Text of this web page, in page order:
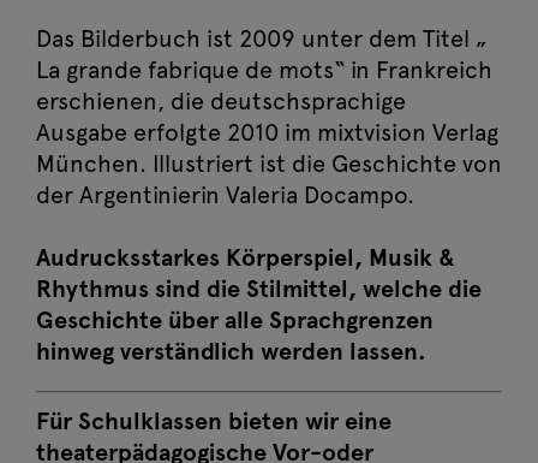
Das Bilderbuch ist 2009 unter dem Titel „
La grande fabrique de mots“ in Frankreich
erschienen, die deutschsprachige
Ausgabe erfolgte 2010 im mixtvision Verlag
München. Illustriert ist die Geschichte von
der Argentinierin Valeria Docampo.
Audrucksstarkes Körperspiel, Musik &
Rhythmus sind die Stilmittel, welche die
Geschichte über alle Sprachgrenzen
hinweg verständlich werden lassen.
Für Schulklassen bieten wir eine
theaterpädagogische Vor-oder